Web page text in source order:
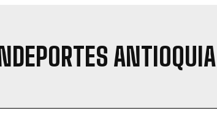
INDEPORTES ANTIOQUIA